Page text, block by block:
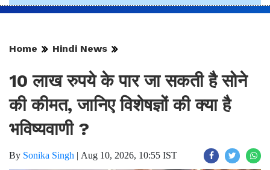
Home Hindi News
10 लाख रुपये के पार जा सकती है सोने
की कीमत, जानिए विशेषज्ञों की क्या है
भविष्यवाणी ?
By Sonika Singh | Aug 10, 2026, 10:55 IST